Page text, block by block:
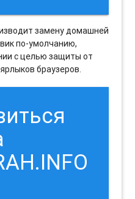
замену домашней
по-умолчанию,
с целью защиты от
браузеров.